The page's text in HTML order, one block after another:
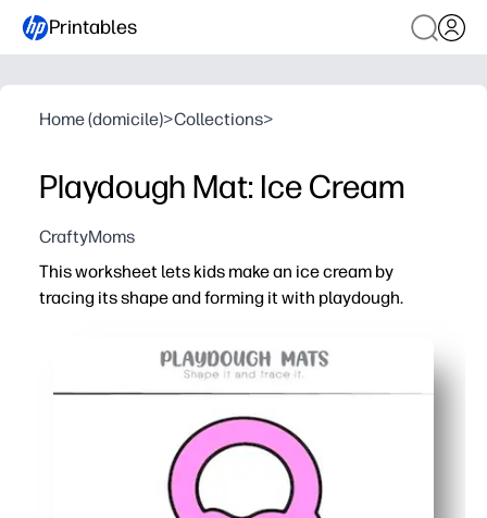
Printables
Home (domicile)>Collections>
Playdough Mat: Ice Cream
CraftyMoms
This worksheet lets kids make an ice cream by
tracing its shape and forming it with playdough.